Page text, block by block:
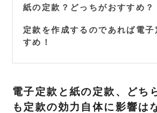
紙の定款？どっちがおすすめ？
定款を作成するのであれば電子
すめ！
電子定款と紙の定款、どち
も定款の効力自体に影響は